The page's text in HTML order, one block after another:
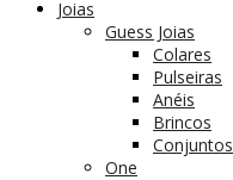
Joias
Guess Joias
Colares
Pulseiras
Anéis
Brincos
Conjuntos
One